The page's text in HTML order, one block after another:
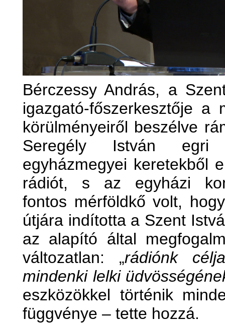
Bérczessy András, a
igazgató-főszerkesztője
körülményeiről beszélve
Seregély István
egyházmegyei keretekből
rádiót, s az egyházi
fontos mérföldkő volt,
útjára indította a Szent
az alapító által
változatlan: „rádiónk
mindenki lelki
eszközökkel történik
függvénye – tette hozzá.